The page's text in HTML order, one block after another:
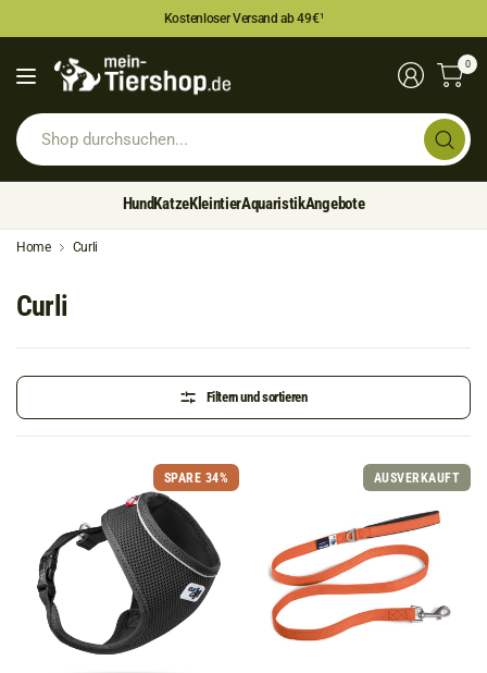
Kostenloser Versand ab 49€¹
0
HundKatzeKleintierAquaristikAngebote
Home Curli
Curli
Filtern und sortieren
SPARE 34% AUSVERKAUFT